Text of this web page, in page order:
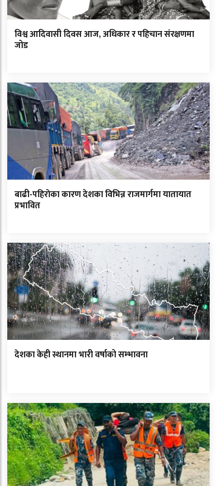
विश्व आदिवासी दिवस आज, अधिकार र पहिचान संरक्षणमा
जोड
बाढी-पहिराेका कारण देशका विभिन्न राजमार्गमा यातायात
प्रभावित
देशका केही स्थानमा भारी वर्षाको सम्भावना